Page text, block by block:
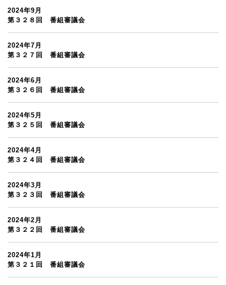
2024年9月
第３２８回 番組審議会
2024年7月
第３２７回 番組審議会
2024年6月
第３２６回 番組審議会
2024年5月
第３２５回 番組審議会
2024年4月
第３２４回 番組審議会
2024年3月
第３２３回 番組審議会
2024年2月
第３２２回 番組審議会
2024年1月
第３２１回 番組審議会